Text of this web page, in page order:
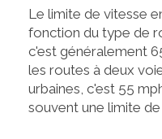
Le limite de vitesse
fonction du type de
c'est généralement
les routes à deux
urbaines, c'est 55
souvent une limite